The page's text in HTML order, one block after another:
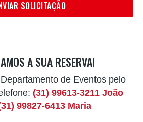
SOLICITAÇÃO
A SUA RESERVA!
de Eventos pelo
(31) 99613-3211 João
99827-6413 Maria